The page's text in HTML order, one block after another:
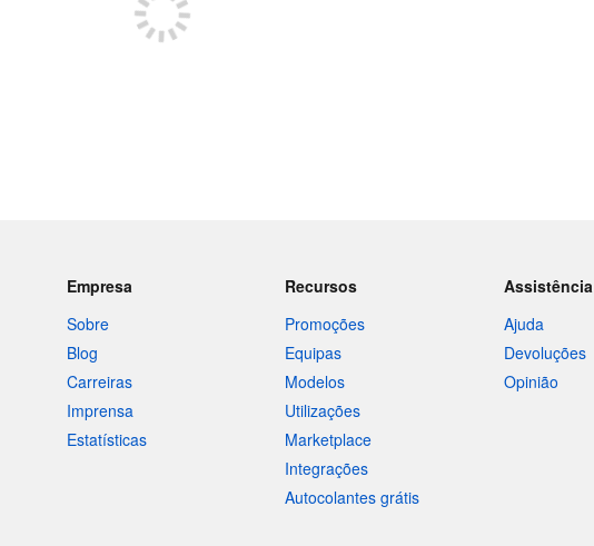
Empresa
Sobre
Blog
Carreiras
Imprensa
Estatísticas
Recursos
Promoções
Equipas
Modelos
Utilizações
Marketplace
Integrações
Autocolantes grátis
Assistência
Ajuda
Devoluções
Opinião